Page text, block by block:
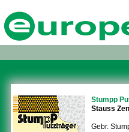
Stumpp
Stauss
Gebr.